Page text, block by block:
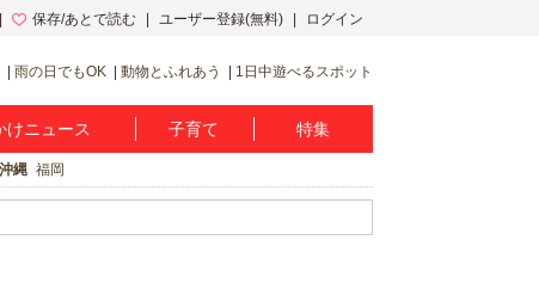
保存/あとで読む ユーザー登録(無料) ログイン
雨の日でもOK 動物とふれあう 1日中遊べるスポット
けニュース 子育て 特集
縄 福岡